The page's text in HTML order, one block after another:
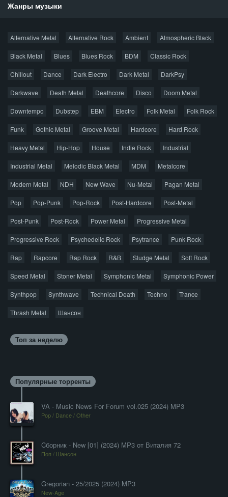
Жанры музыки
Alternative Metal Alternative Rock Ambient Atmospheric Black
Black Metal Blues Blues Rock BDM Classic Rock
Chillout Dance Dark Electro Dark Metal DarkPsy
Darkwave Death Metal Deathcore Disco Doom Metal
Downtempo Dubstep EBM Electro Folk Metal Folk Rock
Funk Gothic Metal Groove Metal Hardcore Hard Rock
Heavy Metal Hip-Hop House Indie Rock Industrial
Industrial Metal Melodic Black Metal MDM Metalcore
Modern Metal NDH New Wave Nu-Metal Pagan Metal
Pop Pop-Punk Pop-Rock Post-Hardcore Post-Metal
Post-Punk Post-Rock Power Metal Progressive Metal
Progressive Rock Psychedelic Rock Psytrance Punk Rock
Rap Rapcore Rap Rock R&B Sludge Metal Soft Rock
Speed Metal Stoner Metal Symphonic Metal Symphonic Power
Synthpop Synthwave Technical Death Techno Trance
Thrash Metal Шансон
Топ за неделю
Популярные торренты
VA - Music News For Forum vol.025 (2024) MP3
Pop / Dance / Other
Cборник - New [01] (2024) MP3 от Виталия 72
Поп / Шансон
Gregorian - 25/2025 (2024) MP3
New-Age
Новые раздачи
Популярное за сутки
Главная Поиск по сайту
Карта сайта
Джаз
Метал Поп Рэп Рок Шансон
Весь материал выложен для ознакомления, после
лицензионную копию.